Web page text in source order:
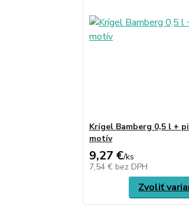
Krígel Bamberg 0,5 l +
motív
9,27 €/ks
7,54 € bez DPH
Zvoliť